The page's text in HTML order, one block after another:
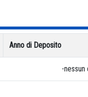
Anno di Deposito
-nessun